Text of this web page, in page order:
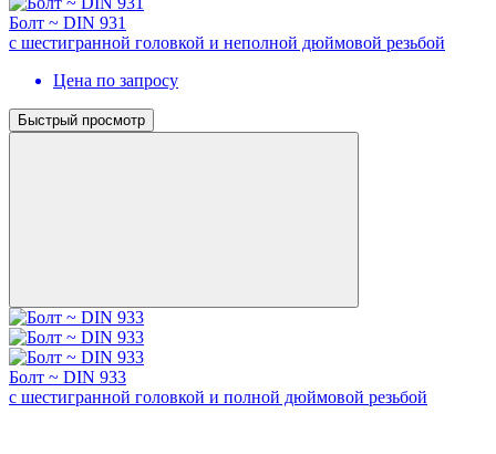
Болт ~ DIN 931
с шестигранной головкой и неполной дюймовой резьбой
Цена по запросу
Быстрый просмотр
Болт ~ DIN 933
с шестигранной головкой и полной дюймовой резьбой